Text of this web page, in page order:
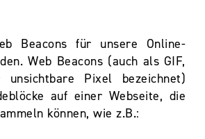
Beacons für unsere Online-
Web Beacons (auch als GIF,
unsichtbare Pixel bezeichnet)
auf einer Webseite, die
können, wie z.B.: